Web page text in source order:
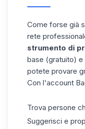
Come forse già
rete
strumento di
base (gratuito) e
potete provare
Con l'account
Trova persone
Suggerisci e